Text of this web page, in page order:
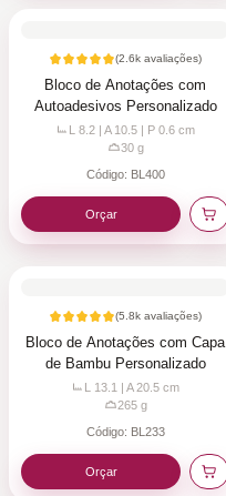
(2.6k avaliações)
Bloco de Anotações com
Autoadesivos Personalizado
L 8.2 | A 10.5 | P 0.6 cm
30g
Código: BL400
Orçar
(5.8k avaliações)
Bloco de Anotações com Capa
de Bambu Personalizado
L 13.1 | A 20.5 cm
265g
Código: BL233
Orçar